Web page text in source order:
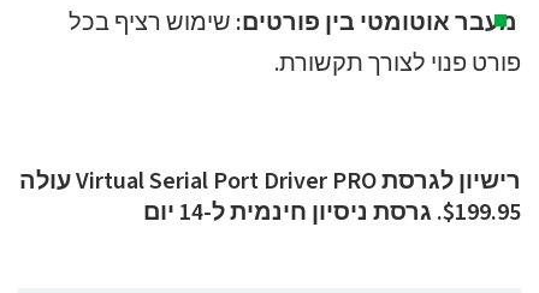
מעבר אוטומטי בין פורטים: שימוש רציף בכל
פורט פנוי לצורך תקשורת.
רישיון לגרסת Virtual Serial Port Driver PRO עולה
$199.95. גרסת ניסיון חינמית ל-14 יום